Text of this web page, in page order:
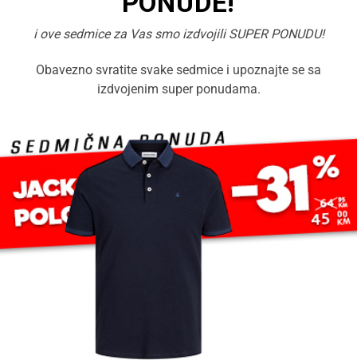
i ove sedmice za Vas smo izdvojili SUPER PONUDU!
Obavezno svratite svake sedmice i upoznajte se sa
izdvojenim super ponudama.